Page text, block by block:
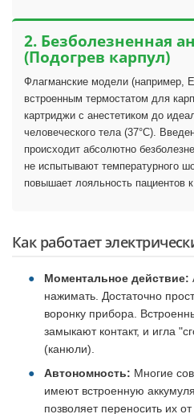
2. Безболезненная
(Подогрев карпул)
Флагманские модели (например,
встроенным термостатом для
картриджи с анестетиком до
человеческого тела (37°C).
происходит абсолютно
не испытывают температурного
повышает лояльность пациентов
Как работает
Моментальное действие:
нажимать. Достаточно
воронку прибора.
замыкают контакт, и игла
(канюли).
Автономность: Многие
имеют встроенную
позволяет переносить их